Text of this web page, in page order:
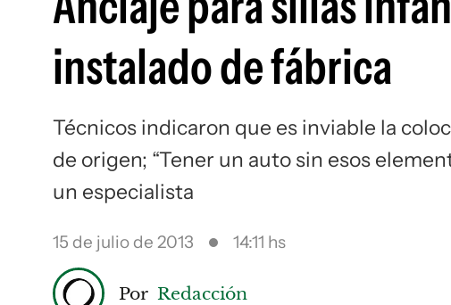
instalado de fábrica
Técnicos indicaron que es inviable la
de origen; “Tener un auto sin esos
un especialista
15 de julio de 2013 14:11 hs
Por Redacción